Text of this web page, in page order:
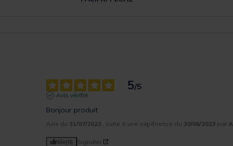
5/5
Avis vérifié
Bonjour produit
Avis du 31/07/2023 , suite à une expérience du 30/06/2023 par
Utile(0) Signaler